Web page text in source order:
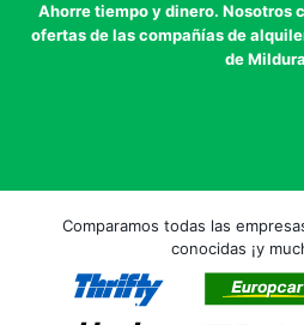
Ahorre tiempo y dinero. Nosotros
ofertas de las compañías de
de
Comparamos todas las
conocidas ¡y